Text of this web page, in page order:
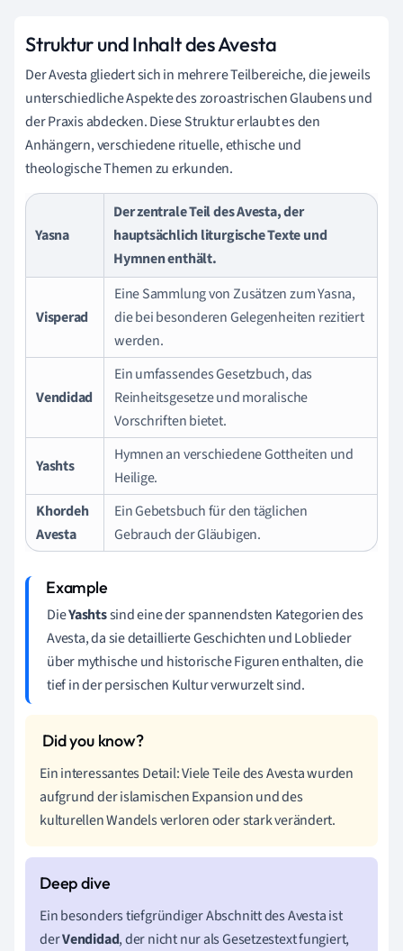
Struktur und Inhalt des Avesta
Der Avesta gliedert sich in mehrere Teilbereiche, die jeweils
unterschiedliche Aspekte des zoroastrischen Glaubens und
der Praxis abdecken. Diese Struktur erlaubt es den
Anhängern, verschiedene rituelle, ethische und
theologische Themen zu erkunden.
Yasna
Der zentrale Teil des Avesta, der
hauptsächlich liturgische Texte und
Hymnen enthält.
Visperad
Eine Sammlung von Zusätzen zum Yasna,
die bei besonderen Gelegenheiten rezitiert
werden.
Vendidad
Ein umfassendes Gesetzbuch, das
Reinheitsgesetze und moralische
Vorschriften bietet.
Yashts
Hymnen an verschiedene Gottheiten und
Heilige.
Khordeh
Avesta
Ein Gebetsbuch für den täglichen
Gebrauch der Gläubigen.
DieYashtssind eine der spannendsten Kategorien des
Avesta, da sie detaillierte Geschichten und Loblieder
über mythische und historische Figuren enthalten, die
tief in der persischen Kultur verwurzelt sind.
Ein interessantes Detail: Viele Teile des Avesta wurden
aufgrund der islamischen Expansion und des
kulturellen Wandels verloren oder stark verändert.
Ein besonders tiefgründiger Abschnitt des Avesta ist
derVendidad, der nicht nur als Gesetzestext fungiert,